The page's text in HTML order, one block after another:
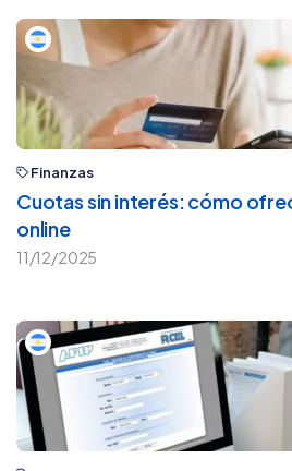
Finanzas
Cuotas sin interés: cómo
online
11/12/2025